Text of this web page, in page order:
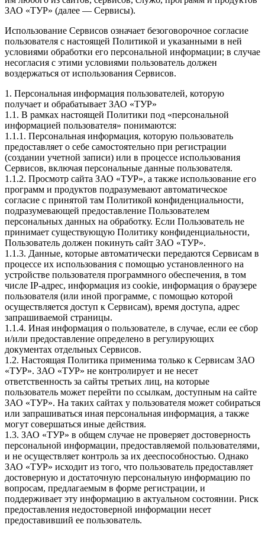
ЗАО «ТУР» (далее — Сервисы).
Использование Сервисов означает безоговорочное согласие
пользователя с настоящей Политикой и указанными в ней
условиями обработки его персональной информации; в случае
несогласия с этими условиями пользователь должен
воздержаться от использования Сервисов.
1. Персональная информация пользователей, которую
получает и обрабатывает ЗАО «ТУР»
1.1. В рамках настоящей Политики под «персональной
информацией пользователя» понимаются:
1.1.1. Персональная информация, которую пользователь
предоставляет о себе самостоятельно при регистрации
(создании учетной записи) или в процессе использования
Сервисов, включая персональные данные пользователя.
1.1.2. Просмотр сайта ЗАО «ТУР», а также использование его
программ и продуктов подразумевают автоматическое
согласие с принятой там Политикой конфиденциальности,
подразумевающей предоставление Пользователем
персональных данных на обработку. Если Пользователь не
принимает существующую Политику конфиденциальности,
Пользователь должен покинуть сайт ЗАО «ТУР».
1.1.3. Данные, которые автоматически передаются Сервисам в
процессе их использования с помощью установленного на
устройстве пользователя программного обеспечения, в том
числе IP-адрес, информация из cookie, информация о браузере
пользователя (или иной программе, с помощью которой
осуществляется доступ к Сервисам), время доступа, адрес
запрашиваемой страницы.
1.1.4. Иная информация о пользователе, в случае, если ее сбор
и/или предоставление определено в регулирующих
документах отдельных Сервисов.
1.2. Настоящая Политика применима только к Сервисам ЗАО
«ТУР». ЗАО «ТУР» не контролирует и не несет
ответственность за сайты третьих лиц, на которые
пользователь может перейти по ссылкам, доступным на сайте
ЗАО «ТУР». На таких сайтах у пользователя может собираться
или запрашиваться иная персональная информация, а также
могут совершаться иные действия.
1.3. ЗАО «ТУР» в общем случае не проверяет достоверность
персональной информации, предоставляемой пользователями,
и не осуществляет контроль за их дееспособностью. Однако
ЗАО «ТУР» исходит из того, что пользователь предоставляет
достоверную и достаточную персональную информацию по
вопросам, предлагаемым в форме регистрации, и
поддерживает эту информацию в актуальном состоянии. Риск
предоставления недостоверной информации несет
предоставивший ее пользователь.